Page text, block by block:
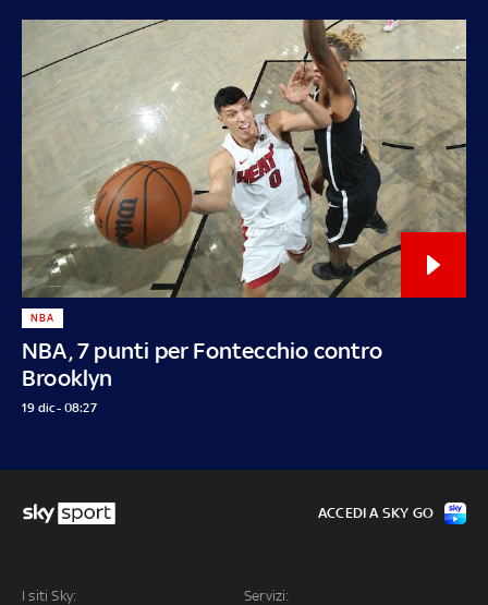
NBA, 7 punti per Fontecchio contro
Brooklyn
NBA
19 dic - 08:27
I siti Sky: Servizi:
ACCEDI A SKY GO